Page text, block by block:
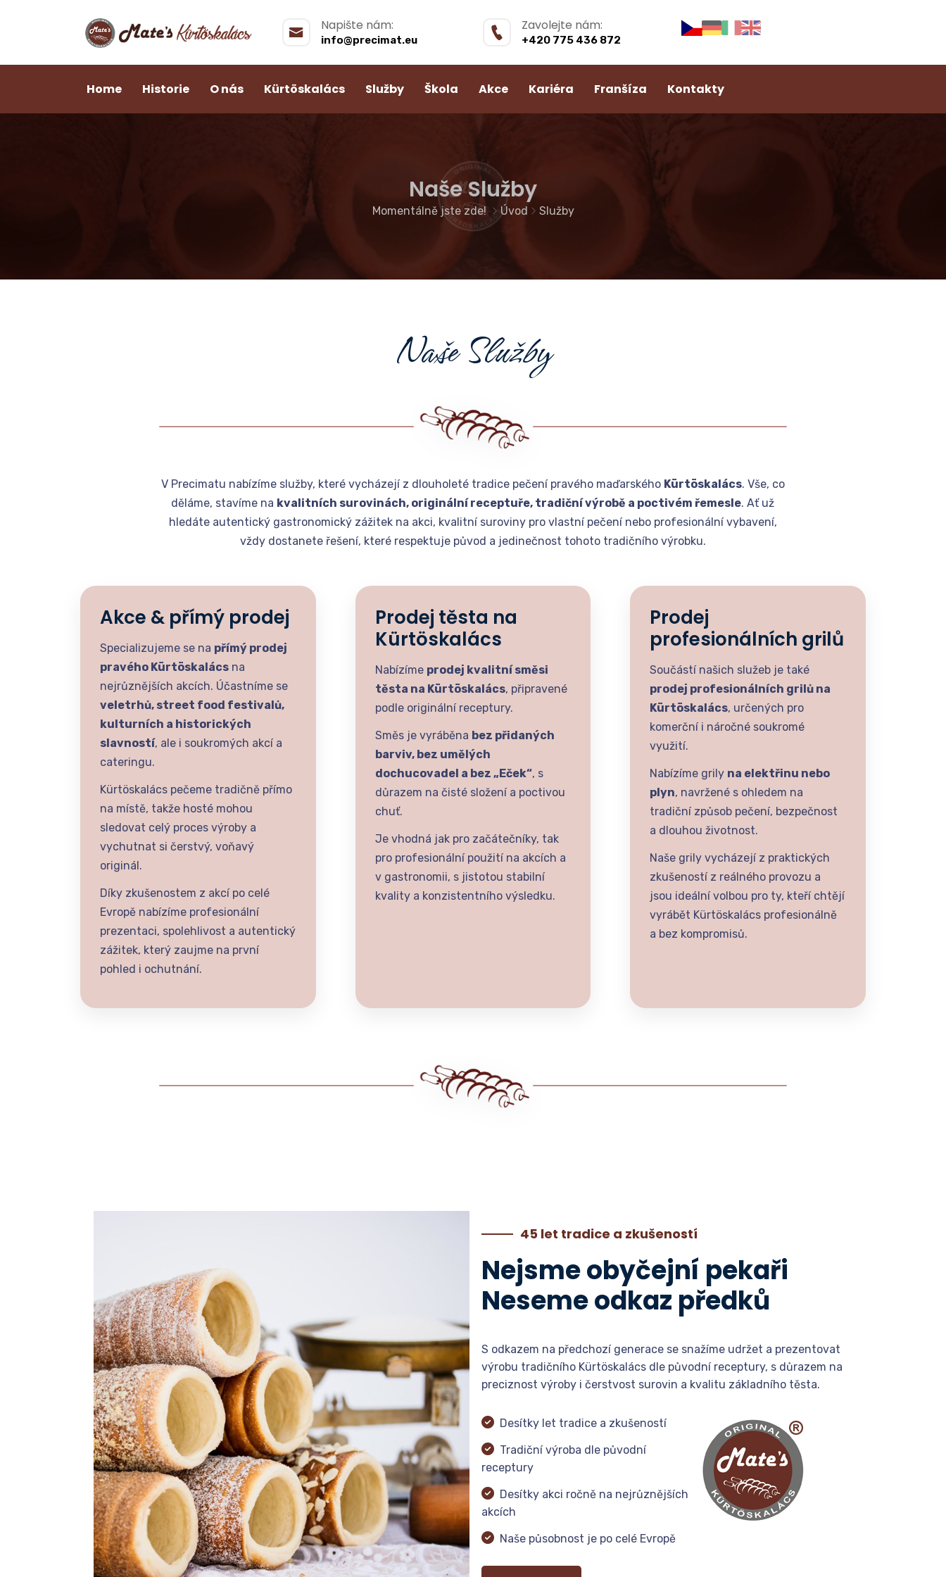
Napište nám:
info@precimat.eu
Zavolejte nám:
+420 775 436 872
Home Historie O nás Kürtöskalács Služby Škola Akce Kariéra Franšíza Kontakty
Naše Služby
Momentálně jste zde! Úvod Služby
Naše Služby
V Precimatu nabízíme služby, které vycházejí z dlouholeté tradice pečení pravého maďarského Kürtöskalács. Vše, co
děláme, stavíme na kvalitních surovinách, originální receptuře, tradiční výrobě a poctivém řemesle. Ať už
hledáte autentický gastronomický zážitek na akci, kvalitní suroviny pro vlastní pečení nebo profesionální vybavení,
vždy dostanete řešení, které respektuje původ a jedinečnost tohoto tradičního výrobku.
Akce & přímý prodej
Specializujeme se na přímý prodej
pravého Kürtöskalács na
nejrůznějších akcích. Účastníme se
veletrhů, street food festivalů,
kulturních a historických
slavností, ale i soukromých akcí a
cateringu.
Kürtöskalács pečeme tradičně přímo
na místě, takže hosté mohou
sledovat celý proces výroby a
vychutnat si čerstvý, voňavý
originál.
Díky zkušenostem z akcí po celé
Evropě nabízíme profesionální
prezentaci, spolehlivost a autentický
zážitek, který zaujme na první
pohled i ochutnání.
Prodej těsta na
Kürtöskalács
Nabízíme prodej kvalitní směsi
těsta na Kürtöskalács, připravené
podle originální receptury.
Směs je vyráběna bez přidaných
barviv, bez umělých
dochucovadel a bez „Eček“, s
důrazem na čisté složení a poctivou
chuť.
Je vhodná jak pro začátečníky, tak
pro profesionální použití na akcích a
v gastronomii, s jistotou stabilní
kvality a konzistentního výsledku.
Prodej
profesionálních grilů
Součástí našich služeb je také
prodej profesionálních grilů na
Kürtöskalács, určených pro
komerční i náročné soukromé
využití.
Nabízíme grily na elektřinu nebo
plyn, navržené s ohledem na
tradiční způsob pečení, bezpečnost
a dlouhou životnost.
Naše grily vycházejí z praktických
zkušeností z reálného provozu a
jsou ideální volbou pro ty, kteří chtějí
vyrábět Kürtöskalács profesionálně
a bez kompromisů.
45 let tradice a zkušeností
Nejsme obyčejní pekaři
Neseme odkaz předků
S odkazem na předchozí generace se snažíme udržet a prezentovat
výrobu tradičního Kürtöskalács dle původní receptury, s důrazem na
preciznost výroby i čerstvost surovin a kvalitu základního těsta.
Desítky let tradice a zkušeností
Tradiční výroba dle původní
receptury
Desítky akci ročně na nejrůznějších
akcích
Naše působnost je po celé Evropě